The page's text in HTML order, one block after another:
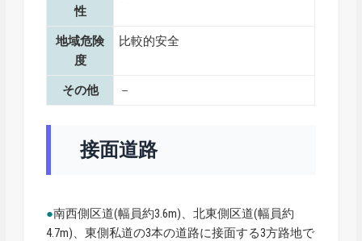
性
地域危険
度
比較的安全
その他 －
接面道路
●南西側区道(幅員約3.6m)、北東側区道(幅員約
4.7m)、東側私道の3本の道路に接面する3方路地で